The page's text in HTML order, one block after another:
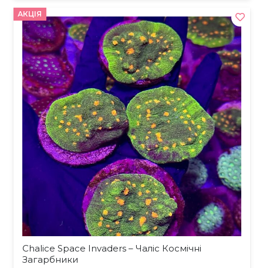
Chalice Space Invaders – Чаліс Космічні
Загарбники
АКЦІЯ